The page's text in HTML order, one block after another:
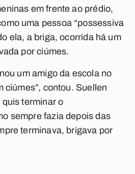
em frente ao prédio,
uma pessoa “possessiva
ela, a briga, ocorrida há um
por ciúmes.
um amigo da escola no
ciúmes”, contou. Suellen
terminar o
sempre fazia depois das
terminava, brigava por